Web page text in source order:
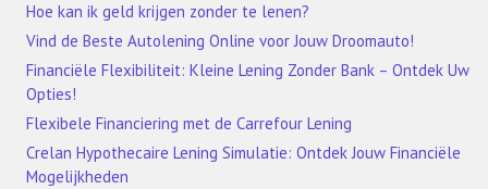
Hoe kan ik geld krijgen zonder te lenen?
Vind de Beste Autolening Online voor Jouw Droomauto!
Financiële Flexibiliteit: Kleine Lening Zonder Bank – Ontdek Uw
Opties!
Flexibele Financiering met de Carrefour Lening
Crelan Hypothecaire Lening Simulatie: Ontdek Jouw Financiële
Mogelijkheden